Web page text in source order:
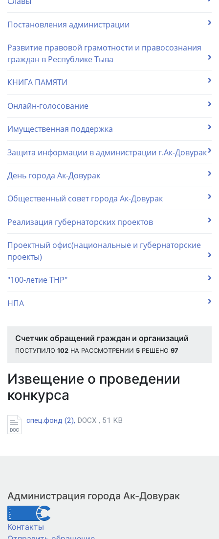
Постановления администрации
Развитие правовой грамотности и правосознания
граждан в Республике Тыва
КНИГА ПАМЯТИ
Онлайн-голосование
Имущественная поддержка
Защита информации в администрации г.Ак-Довурак
День города Ак-Довурак
Общественный совет города Ак-Довурак
Реализация губернаторских проектов
Проектный офис(национальные и губернаторские
проекты)
"100-летие ТНР"
НПА
Счетчик обращений граждан и организаций
ПОСТУПИЛО 102 НА РАССМОТРЕНИИ 5 РЕШЕНО 97
Извещение о проведении
конкурса
спец.фонд (2), DOCX , 51 KB
Администрация города Ак-Довурак
Контакты